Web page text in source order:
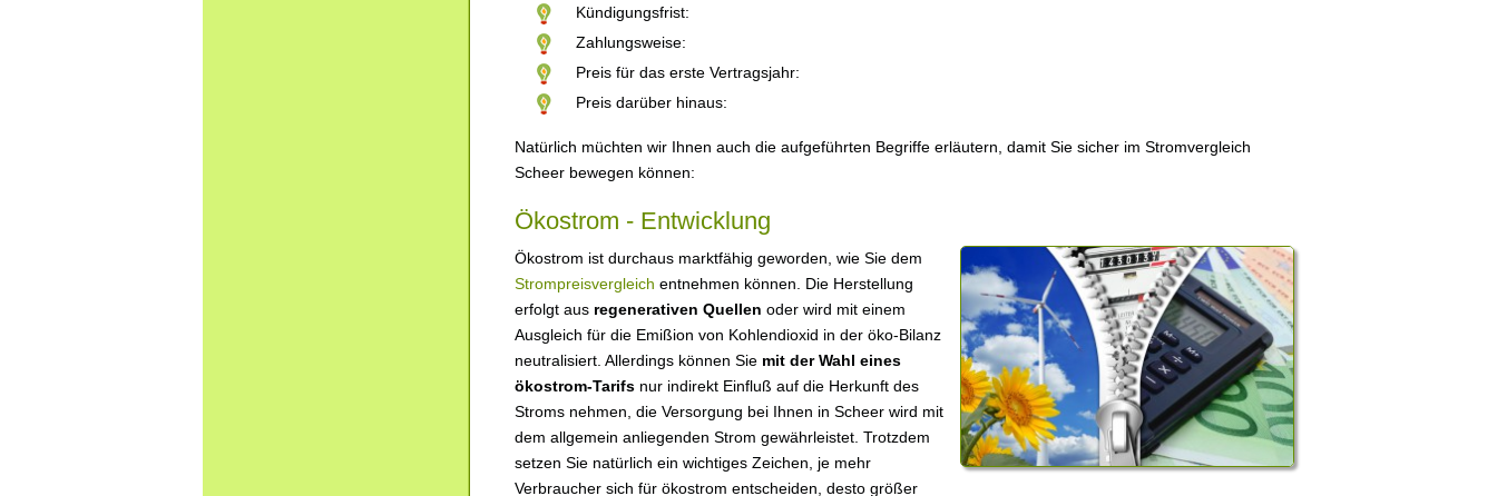
Kündigungsfrist:
Zahlungsweise:
Preis für das erste Vertragsjahr:
Preis darüber hinaus:
Natürlich müchten wir Ihnen auch die aufgeführten Begriffe erläutern, damit Sie sicher im Stromvergleich
Scheer bewegen können:
Ökostrom - Entwicklung
Ökostrom ist durchaus marktfähig geworden, wie Sie dem
Strompreisvergleich entnehmen können. Die Herstellung
erfolgt aus regenerativen Quellen oder wird mit einem
Ausgleich für die Emißion von Kohlendioxid in der öko-Bilanz
neutralisiert. Allerdings können Sie mit der Wahl eines
ökostrom-Tarifs nur indirekt Einfluß auf die Herkunft des
Stroms nehmen, die Versorgung bei Ihnen in Scheer wird mit
dem allgemein anliegenden Strom gewährleistet. Trotzdem
setzen Sie natürlich ein wichtiges Zeichen, je mehr
Verbraucher sich für ökostrom entscheiden, desto größer